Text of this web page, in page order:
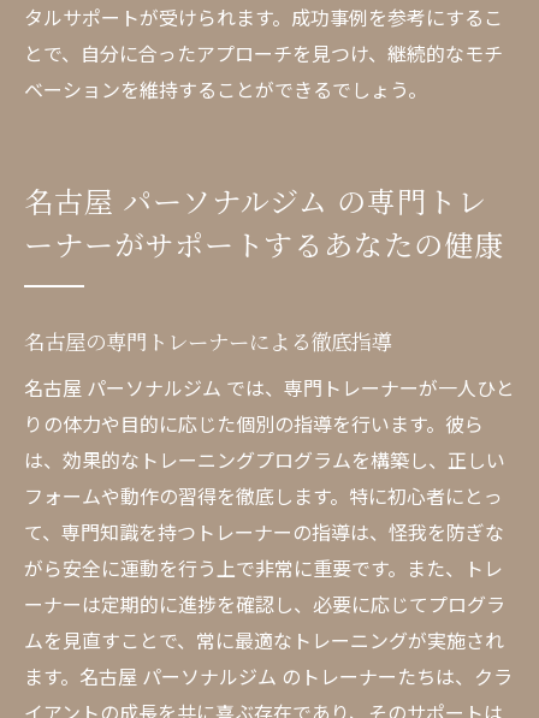
タルサポートが受けられます。成功事例を参考にするこ
とで、自分に合ったアプローチを見つけ、継続的なモチ
ベーションを維持することができるでしょう。
名古屋 パーソナルジム の専門トレ
ーナーがサポートするあなたの健康
名古屋の専門トレーナーによる徹底指導
名古屋 パーソナルジム では、専門トレーナーが一人ひと
りの体力や目的に応じた個別の指導を行います。彼ら
は、効果的なトレーニングプログラムを構築し、正しい
フォームや動作の習得を徹底します。特に初心者にとっ
て、専門知識を持つトレーナーの指導は、怪我を防ぎな
がら安全に運動を行う上で非常に重要です。また、トレ
ーナーは定期的に進捗を確認し、必要に応じてプログラ
ムを見直すことで、常に最適なトレーニングが実施され
ます。名古屋 パーソナルジム のトレーナーたちは、クラ
イアントの成長を共に喜ぶ存在であり、そのサポートは